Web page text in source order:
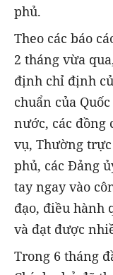
phủ.
Theo các báo
2 tháng vừa
định chỉ định
chuẩn của
nước, các đồng
vụ, Thường
phủ, các Đảng
tay ngay vào
đạo, điều hành
và đạt được
Trong 6 tháng